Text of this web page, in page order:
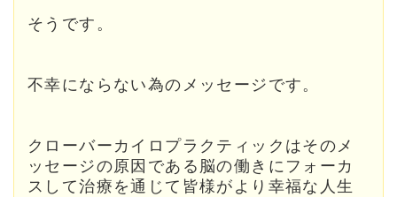
そうです。
不幸にならない為のメッセージです。
クローバーカイロプラクティックはそのメ
ッセージの原因である脳の働きにフォーカ
スして治療を通じて皆様がより幸福な人生